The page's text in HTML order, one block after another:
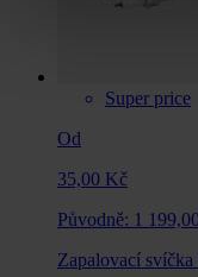
Super price
Od
35,00 Kč
Původně: 1
Zapalovací